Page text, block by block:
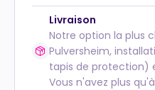
Livraison
Notre option la plus
Pulversheim,
tapis de protection)
Vous n'avez plus